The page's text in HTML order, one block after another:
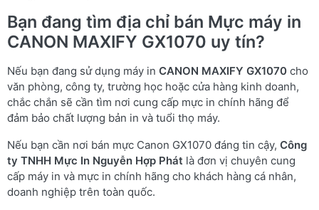
Bạn đang tìm địa chỉ bán Mực máy in
CANON MAXIFY GX1070 uy tín?
Nếu bạn đang sử dụng máy in CANON MAXIFY GX1070 cho
văn phòng, công ty, trường học hoặc cửa hàng kinh doanh,
chắc chắn sẽ cần tìm nơi cung cấp mực in chính hãng để
đảm bảo chất lượng bản in và tuổi thọ máy.
Nếu bạn cần nơi bán mực Canon GX1070 đáng tin cậy, Công
ty TNHH Mực In Nguyễn Hợp Phát là đơn vị chuyên cung
cấp máy in và mực in chính hãng cho khách hàng cá nhân,
doanh nghiệp trên toàn quốc.